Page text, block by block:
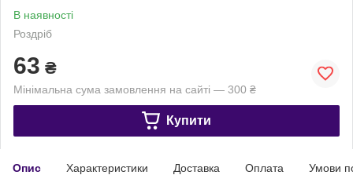
В наявності
Роздріб
63 ₴
Мінімальна сума замовлення на сайті — 300 ₴
Купити
Опис Характеристики Доставка Оплата Умови